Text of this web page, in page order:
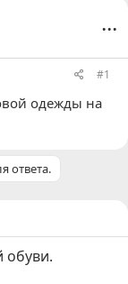
...
#1
одежды на
ответа.
обуви.